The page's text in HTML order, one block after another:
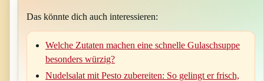
Das könnte dich auch interessieren:
Welche Zutaten machen eine schnelle Gulaschsuppe
besonders würzig?
Nudelsalat mit Pesto zubereiten: So gelingt er frisch,